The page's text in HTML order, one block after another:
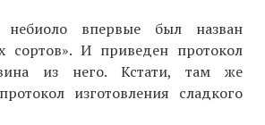
впервые был назван
сортов». И приведен протокол
вина из него. Кстати, там же
изготовления сладкого